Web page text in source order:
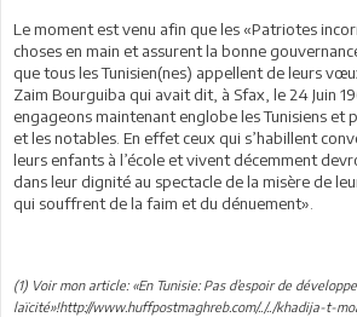
Le moment est venu afin que les «Patriotes
choses en main et assurent la bonne
que tous les Tunisien(nes) appellent de leurs
Zaim Bourguiba qui avait dit, à Sfax, le 24 Juin
engageons maintenant englobe les Tunisiens et
et les notables. En effet ceux qui s’habillent
leurs enfants à l’école et vivent décemment
dans leur dignité au spectacle de la misère de
qui souffrent de la faim et du dénuement».
(1) Voir mon article: «En Tunisie: Pas d’espoir de
laïcité»!http://www.huffpostmaghreb.com/../../khadija-t-